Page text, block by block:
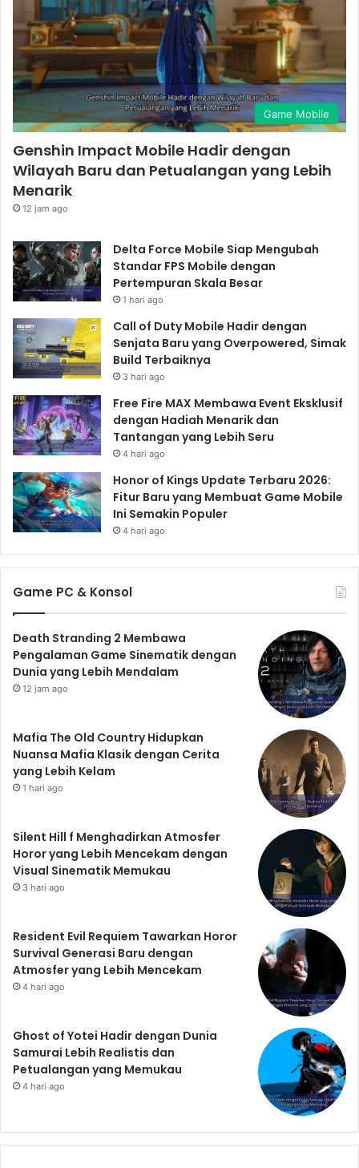
Game Mobile
Genshin Impact Mobile Hadir dengan
Wilayah Baru dan Petualangan yang Lebih
Menarik
12 jam ago
Delta Force Mobile Siap Mengubah
Standar FPS Mobile dengan
Pertempuran Skala Besar
1 hari ago
Call of Duty Mobile Hadir dengan
Senjata Baru yang Overpowered, Simak
Build Terbaiknya
3 hari ago
Free Fire MAX Membawa Event Eksklusif
dengan Hadiah Menarik dan
Tantangan yang Lebih Seru
4 hari ago
Honor of Kings Update Terbaru 2026:
Fitur Baru yang Membuat Game Mobile
Ini Semakin Populer
4 hari ago
Game PC & Konsol
Death Stranding 2 Membawa
Pengalaman Game Sinematik dengan
Dunia yang Lebih Mendalam
12 jam ago
Mafia The Old Country Hidupkan
Nuansa Mafia Klasik dengan Cerita
yang Lebih Kelam
1 hari ago
Silent Hill f Menghadirkan Atmosfer
Horor yang Lebih Mencekam dengan
Visual Sinematik Memukau
3 hari ago
Resident Evil Requiem Tawarkan Horor
Survival Generasi Baru dengan
Atmosfer yang Lebih Mencekam
4 hari ago
Ghost of Yotei Hadir dengan Dunia
Samurai Lebih Realistis dan
Petualangan yang Memukau
4 hari ago